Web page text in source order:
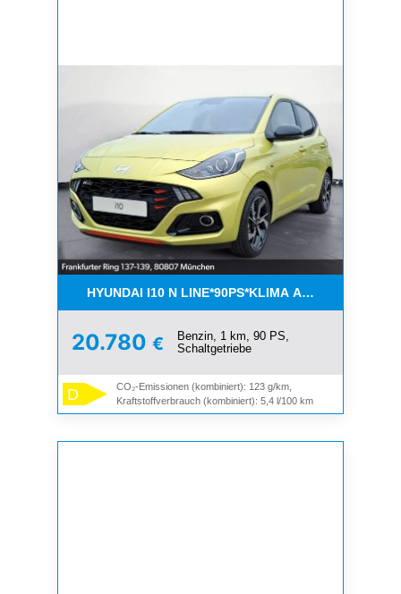
HYUNDAI I10 N LINE*90PS*KLIMA
20.780 €
Benzin, 1 km, 90 PS,
Schaltgetriebe
D
CO₂-Emissionen (kombiniert): 123 g/km,
Kraftstoffverbrauch (kombiniert): 5,4 l/100 km